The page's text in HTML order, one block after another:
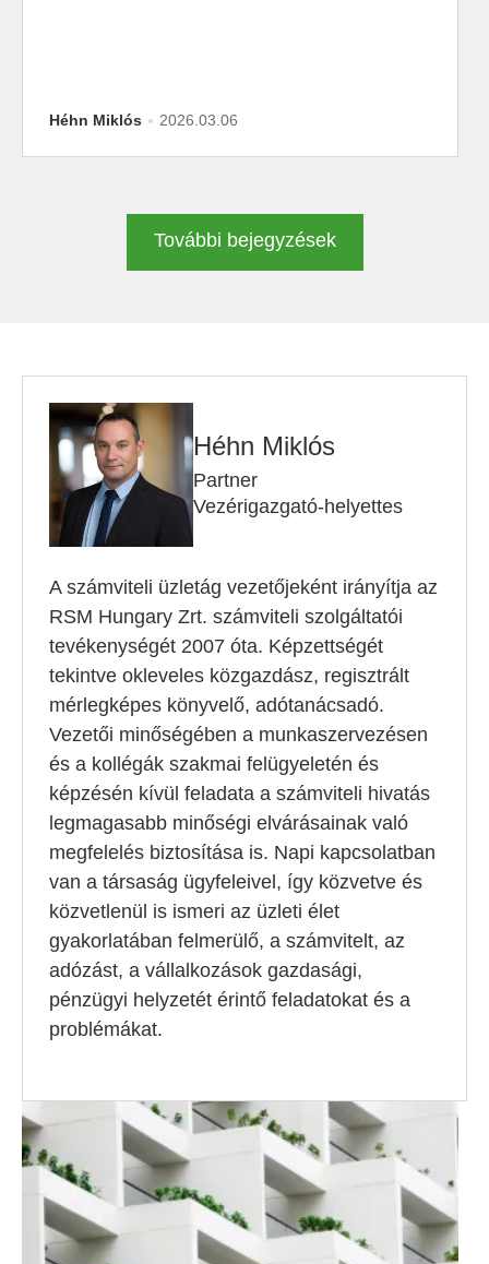
Héhn Miklós 2026.03.06
További bejegyzések
Héhn Miklós
Partner
Vezérigazgató-helyettes
A számviteli üzletág vezetőjeként irányítja az
RSM Hungary Zrt. számviteli szolgáltatói
tevékenységét 2007 óta. Képzettségét
tekintve okleveles közgazdász, regisztrált
mérlegképes könyvelő, adótanácsadó.
Vezetői minőségében a munkaszervezésen
és a kollégák szakmai felügyeletén és
képzésén kívül feladata a számviteli hivatás
legmagasabb minőségi elvárásainak való
megfelelés biztosítása is. Napi kapcsolatban
van a társaság ügyfeleivel, így közvetve és
közvetlenül is ismeri az üzleti élet
gyakorlatában felmerülő, a számvitelt, az
adózást, a vállalkozások gazdasági,
pénzügyi helyzetét érintő feladatokat és a
problémákat.